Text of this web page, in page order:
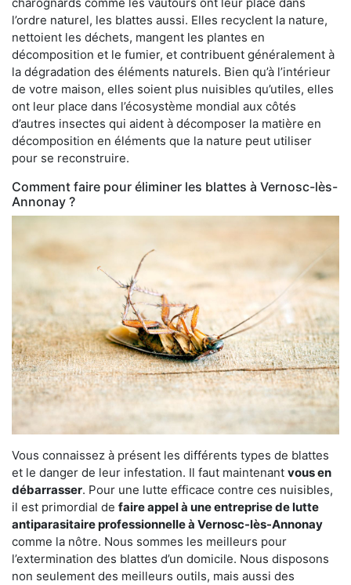
charognards comme les vautours ont leur place dans
l’ordre naturel, les blattes aussi. Elles recyclent la nature,
nettoient les déchets, mangent les plantes en
décomposition et le fumier, et contribuent généralement à
la dégradation des éléments naturels. Bien qu’à l’intérieur
de votre maison, elles soient plus nuisibles qu’utiles, elles
ont leur place dans l’écosystème mondial aux côtés
d’autres insectes qui aident à décomposer la matière en
décomposition en éléments que la nature peut utiliser
pour se reconstruire.
Comment faire pour éliminer les blattes à Vernosc-lès-
Annonay ?
Vous connaissez à présent les différents types de blattes
et le danger de leur infestation. Il faut maintenant vous en
débarrasser. Pour une lutte efficace contre ces nuisibles,
il est primordial de faire appel à une entreprise de lutte
antiparasitaire professionnelle à Vernosc-lès-Annonay
comme la nôtre. Nous sommes les meilleurs pour
l’extermination des blattes d’un domicile. Nous disposons
non seulement des meilleurs outils, mais aussi des